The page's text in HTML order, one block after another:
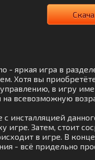
- яркая игра в
Хотя вы
в игру
на всевозможную
инсталляцией
Затем, стоит
в игре. В
- всё придельно